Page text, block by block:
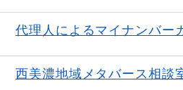
代理人によるマイナンバー
西美濃地域メタバース相談